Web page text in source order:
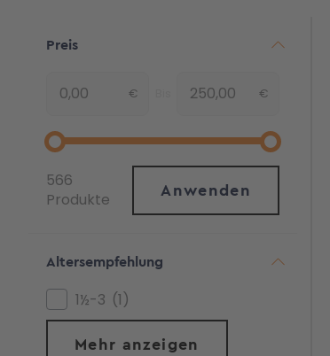
Preis
Von € €
566
Produkte
Anwenden
Altersempfehlung
1½-3 1
Mehr anzeigen